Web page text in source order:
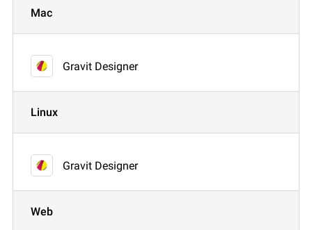
Mac
Gravit Designer
Linux
Gravit Designer
Web